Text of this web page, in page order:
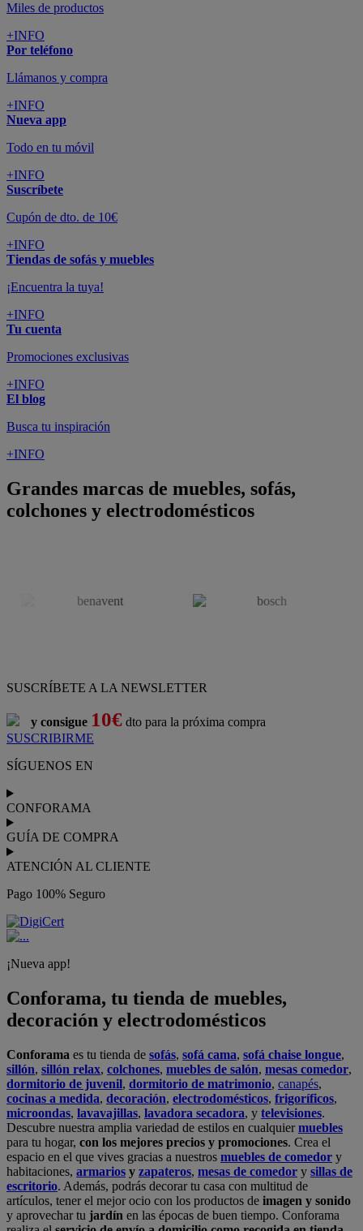
Miles de productos
+INFO
Por teléfono
Llámanos y compra
+INFO
Nueva app
Todo en tu móvil
+INFO
Suscríbete
Cupón de dto. de 10€
+INFO
Tiendas de sofás y muebles
¡Encuentra la tuya!
+INFO
Tu cuenta
Promociones exclusivas
+INFO
El blog
Busca tu inspiración
+INFO
Grandes marcas de muebles, sofás,
colchones y electrodomésticos
SUSCRÍBETE A LA NEWSLETTER
y consigue 10€ dto para la próxima compra
SUSCRIBIRME
SÍGUENOS EN
CONFORAMA
GUÍA DE COMPRA
ATENCIÓN AL CLIENTE
Pago 100% Seguro
¡Nueva app!
Conforama, tu tienda de muebles,
decoración y electrodomésticos
Conforama es tu tienda de sofás, sofá cama, sofá chaise longue,
sillón, sillón relax, colchones, muebles de salón, mesas comedor,
dormitorio de juvenil, dormitorio de matrimonio, canapés,
cocinas a medida, decoración, electrodomésticos, frigoríficos,
microondas, lavavajillas, lavadora secadora, y televisiones.
Descubre nuestra amplia variedad de estilos en cualquiermuebles
para tu hogar, con los mejores precios y promociones. Crea el
espacio en el que vives gracias a nuestros muebles de comedor y
habitaciones, armarios y zapateros, mesas de comedor y sillas de
escritorio. Además, podrás decorar tu casa con multitud de
artículos, tener el mejor ocio con los productos de imagen y sonido
y aprovechar tu jardín en las épocas de buen tiempo. Conforama